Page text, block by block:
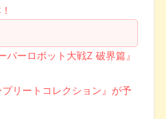
パーロボット大戦Z 破界篇』
リートコレクション』が予